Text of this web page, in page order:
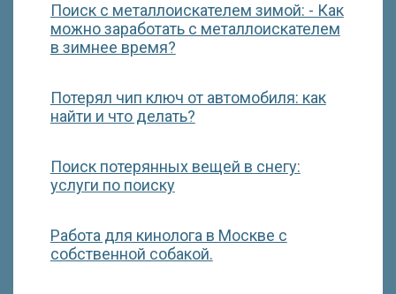
Поиск с металлоискателем зимой: - Как
можно заработать с металлоискателем
в зимнее время?
Потерял чип ключ от автомобиля: как
найти и что делать?
Поиск потерянных вещей в снегу:
услуги по поиску
Работа для кинолога в Москве с
собственной собакой.